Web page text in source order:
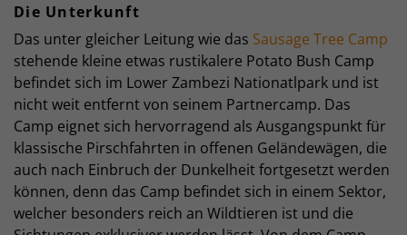
Die Unterkunft
Das unter gleicher Leitung wie das Sausage Tree Camp
stehende kleine etwas rustikalere Potato Bush Camp
befindet sich im Lower Zambezi Nationatlpark und ist
nicht weit entfernt von seinem Partnercamp. Das
Camp eignet sich hervorragend als Ausgangspunkt für
klassische Pirschfahrten in offenen Geländewägen, die
auch nach Einbruch der Dunkelheit fortgesetzt werden
können, denn das Camp befindet sich in einem Sektor,
welcher besonders reich an Wildtieren ist und die